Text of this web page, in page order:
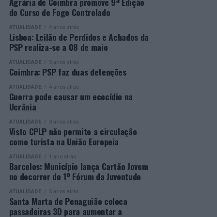
presença de mais de 500 participantes.
Mais informações em:
https://awards.innovationinpolitics.eu/
profissionais.
Durante a cerimónia foi ainda reconhecido o trabalho
desenvolvido por toda a equipa de formadores e
para o sucesso desta edição do Curso EFA.
A Escola de Tecnologia e Gestão de Barcelos continua a
afirmar-se como uma referência na formação
profissional e na qualificação de adultos, contribuindo
para o desenvolvimento de competências, o aumento da
empregabilidade e a valorização do capital humano do
concelho e da região.
A Empresa Municipal de Educação e Cultura de Barcelos
felicita todos os diplomados por esta importante
conquista, desejando-lhes os maiores sucessos pessoais,
profissionais e académicos, convicta de que este diploma
do Curso de Fogo Controlado
ATUALIDADE 4 anos atrás
Lisboa: Leilão de Perdidos e Achados da
PSP realiza-se a 08 de maio
ATUALIDADE 5 anos atrás
Coimbra: PSP faz duas detenções
ATUALIDADE 4 anos atrás
Guerra pode causar um ecocídio na
Ucrânia
ATUALIDADE 3 anos atrás
Visto CPLP não permite a circulação
como turista na União Europeia
ATUALIDADE 1 ano atrás
Barcelos: Município lança Cartão Jovem
no decorrer do 1º Fórum da Juventude
ATUALIDADE 5 anos atrás
Santa Marta de Penaguião coloca
passadeiras 3D para aumentar a